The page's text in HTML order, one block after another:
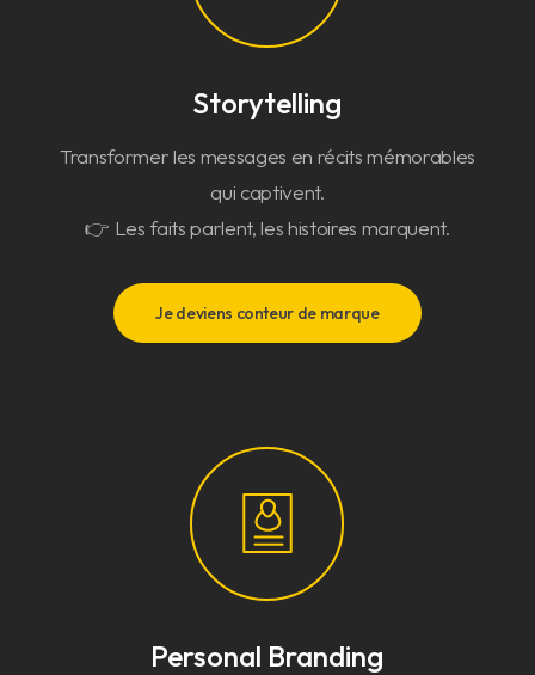
Storytelling
Transformer les messages en récits mémorables
qui captivent.
👉 Les faits parlent, les histoires marquent.
Je deviens conteur de marque
Personal Branding